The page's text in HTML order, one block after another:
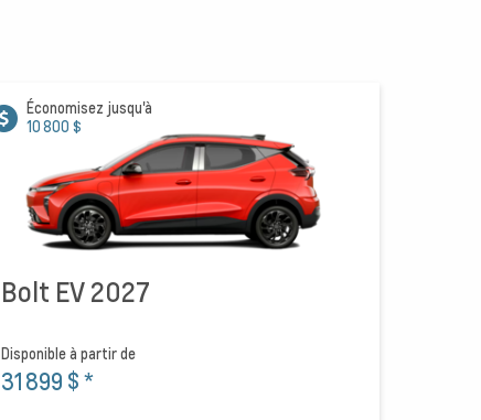
Économisez jusqu'à
10 800 $
Bolt EV 2027
Disponible à partir de
31 899 $*